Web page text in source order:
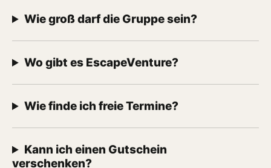
Wie groß darf die Gruppe sein?
Wo gibt es EscapeVenture?
Wie finde ich freie Termine?
Kann ich einen Gutschein
verschenken?